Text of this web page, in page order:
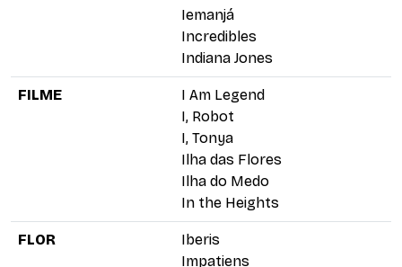
Iemanjá
Incredibles
Indiana Jones
FILME
I Am Legend
I, Robot
I, Tonya
Ilha das Flores
Ilha do Medo
In the Heights
FLOR
Iberis
Impatiens